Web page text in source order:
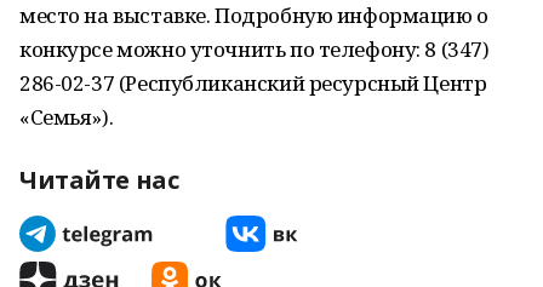
место на выставке. Подробную информацию о
конкурсе можно уточнить по телефону: 8 (347)
286-02-37 (Республиканский ресурсный Центр
«Семья»).
Читайте нас